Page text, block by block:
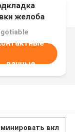
желоба
данные
вкл